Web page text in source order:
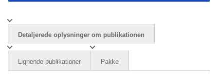
Detaljerede oplysninger om publikationen
Lignende publikationer Pakke